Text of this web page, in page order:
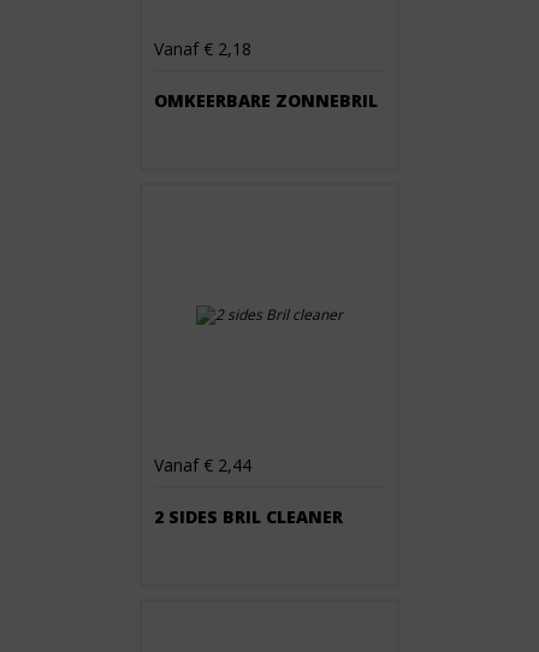
Vanaf € 2,18
OMKEERBARE ZONNEBRIL
Vanaf € 2,44
2 SIDES BRIL CLEANER